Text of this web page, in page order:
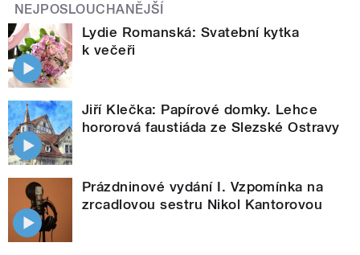
NEJPOSLOUCHANĚJŠÍ
Lydie Romanská: Svatební kytka
k večeři
Jiří Klečka: Papírové domky. Lehce
hororová faustiáda ze Slezské Ostravy
Prázdninové vydání I. Vzpomínka na
zrcadlovou sestru Nikol Kantorovou